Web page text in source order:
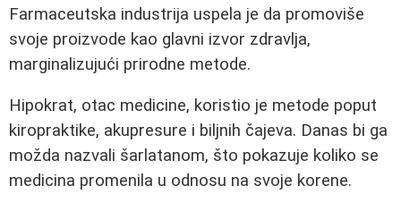
Farmaceutska industrija uspela je da promoviše
svoje proizvode kao glavni izvor zdravlja,
marginalizujući prirodne metode.
Hipokrat, otac medicine, koristio je metode poput
kiropraktike, akupresure i biljnih čajeva. Danas bi ga
možda nazvali šarlatanom, što pokazuje koliko se
medicina promenila u odnosu na svoje korene.